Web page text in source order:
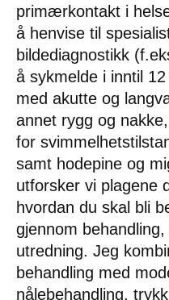
primærkontakt i
å henvise til
bildediagnostikk
å sykmelde i inntil
med akutte og
annet rygg og
for
samt hodepine og
utforsker vi plagene
hvordan du skal bli
gjennom
utredning. Jeg
behandling med
nålebehandling,